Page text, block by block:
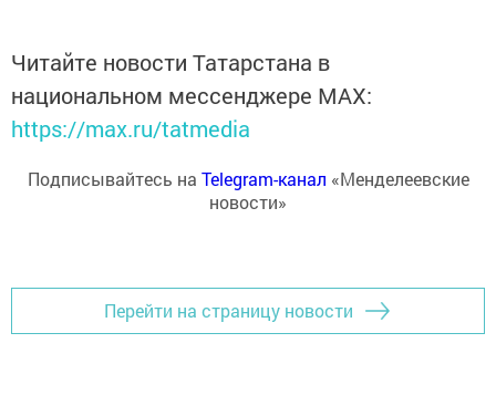
Читайте новости Татарстана в
национальном мессенджере MАХ:
https://max.ru/tatmedia
Подписывайтесь на Telegram-канал «Менделеевские
новости»
Перейти на страницу новости